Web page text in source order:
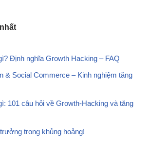
Định nghĩa Growth Hacking – FAQ
& Social Commerce – Kinh nghiệm tăng
101 câu hỏi về Growth-Hacking và tăng
trong khủng hoảng!